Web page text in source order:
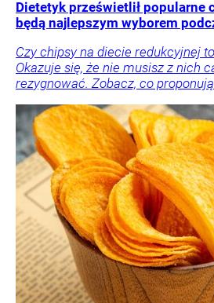
Dietetyk prześwietlił popularne
będą najlepszym wyborem
Czy chipsy na diecie redukcyjnej
Okazuje się, że nie musisz z nich
rezygnować. Zobacz, co